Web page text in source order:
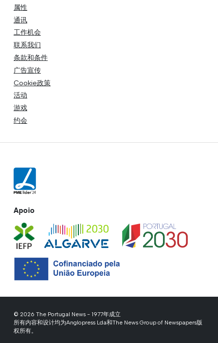
属性
通讯
工作机会
联系我们
条款和条件
广告宣传
Cookie政策
活动
游戏
约会
Apoio
© 2026 The Portugal News - 1977年成立
所有内容和设计均为Anglopress Lda和The News Group of Newspapers版
权所有。